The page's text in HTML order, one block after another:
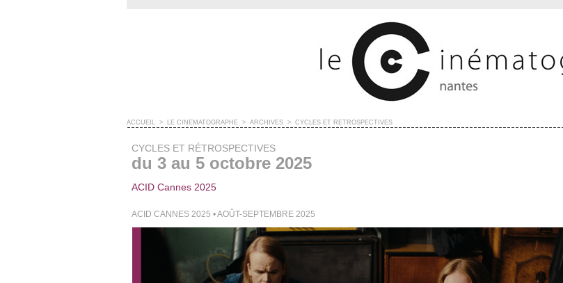
ACCUEIL > LE CINÉMATOGRAPHE > ARCHIVES > CYCLES ET RÉTROSPECTIVES
CYCLES ET RÉTROSPECTIVES
du 3 au 5 octobre 2025
ACID Cannes 2025
ACID CANNES 2025 • AOÛT-SEPTEMBRE 2025